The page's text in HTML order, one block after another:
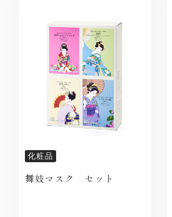
化粧品
舞妓マスク セット